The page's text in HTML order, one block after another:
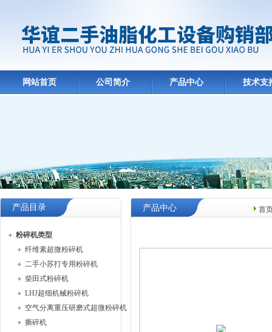
网站首页 公司简介 产品中心 技术支
产品目录
粉碎机类型
纤维素超微粉碎机
二手小苏打专用粉碎机
柴田式粉碎机
LHJ超细机械粉碎机
空气分离重压研磨式超微粉碎机
撕碎机
首
产品中心